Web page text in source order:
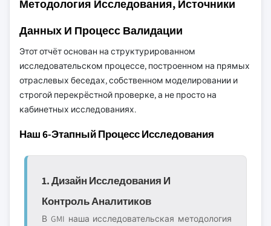
Методология Исследования, Источники
Данных И Процесс Валидации
Этот отчёт основан на структурированном
исследовательском процессе, построенном на прямых
отраслевых беседах, собственном моделировании и
строгой перекрёстной проверке, а не просто на
кабинетных исследованиях.
Наш 6-Этапный Процесс Исследования
1. Дизайн Исследования И
Контроль Аналитиков
В GMI наша исследовательская методология